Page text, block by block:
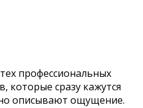
профессиональных
которые сразу кажутся
описывают ощущение.